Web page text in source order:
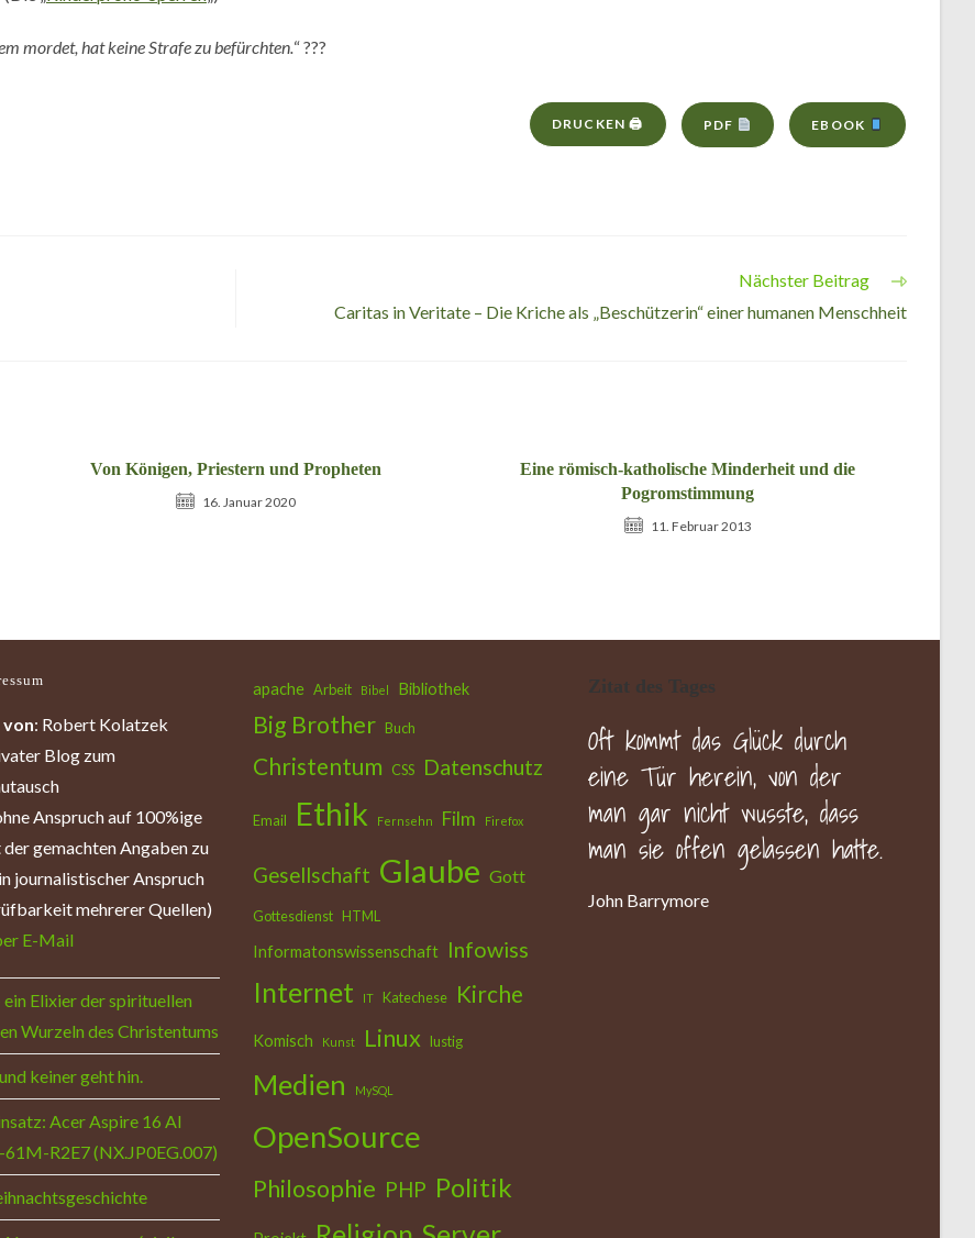
mordet, hat keine Strafe zu befürchten.“ ???
DRUCKEN 🖨 PDF EBOOK
Nächster Beitrag
Caritas in Veritate – Die Kriche als „Beschützerin“ einer humanen Menschheit
Von Königen, Priestern und Propheten
16. Januar 2020
Eine römisch-katholische Minderheit und die
Pogromstimmung
11. Februar 2013
: Robert Kolatzek
Blog zum
Anspruch auf 100%ige
gemachten Angaben zu
journalistischer Anspruch
mehrerer Quellen)
E-Mail
ein Elixier der spirituellen
Wurzeln des Christentums
keiner geht hin.
Acer Aspire 16 AI
R2E7 (NX.JP0EG.007)
apache Arbeit Bibel Bibliothek
Big Brother Buch
Christentum CSS Datenschutz
Email Ethik Fernsehn Film Firefox
Gesellschaft Glaube Gott
Gottesdienst HTML
Informatonswissenschaft Infowiss
Internet IT Katechese Kirche
Komisch Kunst Linux lustig
Medien MySQL
OpenSource
Philosophie PHP Politik
Zitat des Tages
Oft kommt das Glück durch
eine Tür herein, von der
man gar nicht wusste, dass
man sie offen gelassen hatte.
John Barrymore